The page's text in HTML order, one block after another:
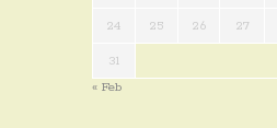
24 25 26 27
31
« Feb